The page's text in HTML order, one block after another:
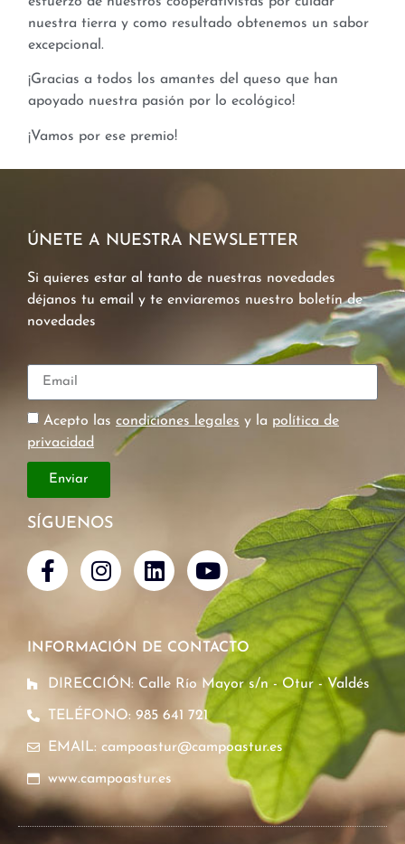
nuestra tierra y como resultado obtenemos un sabor
excepcional.
¡Gracias a todos los amantes del queso que han
apoyado nuestra pasión por lo ecológico!
¡Vamos por ese premio!
ÚNETE A NUESTRA NEWSLETTER
Si quieres estar al tanto de nuestras novedades
déjanos tu email y te enviaremos nuestro boletín de
novedades
Acepto las condiciones legales y la política de
privacidad
Enviar
SÍGUENOS
INFORMACIÓN DE CONTACTO
DIRECCIÓN: Calle Río Mayor s/n - Otur - Valdés
TELÉFONO: 985 641 721
EMAIL: campoastur@campoastur.es
www.campoastur.es